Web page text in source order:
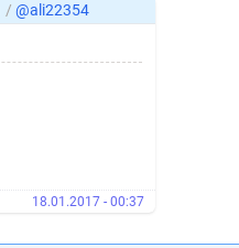
/ @ali22354
18.01.2017 - 00:37